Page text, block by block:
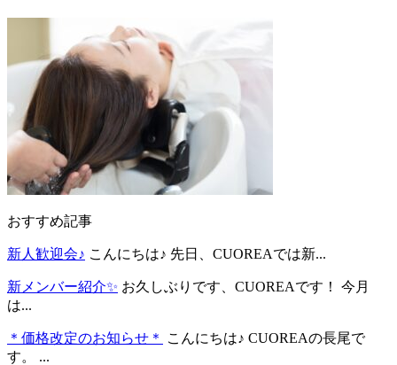
おすすめ記事
新人歓迎会♪ こんにちは♪ 先日、CUOREAでは新...
新メンバー紹介✨ お久しぶりです、CUOREAです！ 今月
は...
＊価格改定のお知らせ＊
こんにちは♪ CUOREAの長尾で
す。 ...